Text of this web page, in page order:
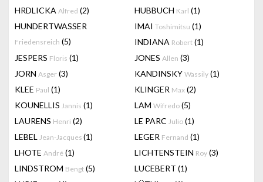
HRDLICKA Alfred (2) HUBBUCH Karl (1)
HUNDERTWASSER
Friedensreich (5)
IMAI Toshimitsu (1)
INDIANA Robert (1)
JESPERS Floris (1) JONES Allen (3)
JORN Asger (3) KANDINSKY Wassily (1)
KLEE Paul (1) KLINGER Max (2)
KOUNELLIS Jannis (1) LAM Wifredo (5)
LAURENS Henri (2) LE PARC Julio (1)
LEBEL Jean-Jacques (1) LEGER Fernand (1)
LHOTE André (1) LICHTENSTEIN Roy (3)
LINDSTROM Bengt (5) LUCEBERT (1)